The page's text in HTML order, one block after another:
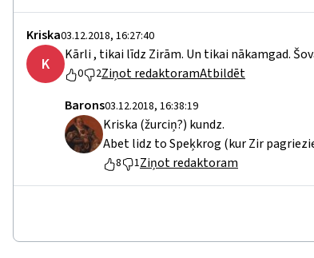
Kriska03.12.2018, 16:27:40
K Kārli , tikai līdz Zirām. Un tikai nākamgad.
0 2Ziņot redaktoramAtbildēt
Barons03.12.2018, 16:38:19
Kriska (žurciņ?) kundz.
Abet lidz to Speķkrog (kur Zir
8 1Ziņot redaktoram